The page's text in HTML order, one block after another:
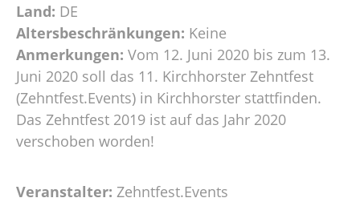
Land: DE
Altersbeschränkungen: Keine
Anmerkungen: Vom 12. Juni 2020 bis zum 13.
Juni 2020 soll das 11. Kirchhorster Zehntfest
(Zehntfest.Events) in Kirchhorster stattfinden.
Das Zehntfest 2019 ist auf das Jahr 2020
verschoben worden!
Veranstalter: Zehntfest.Events